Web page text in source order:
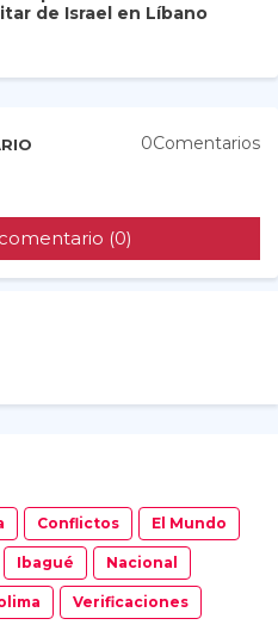
de Israel en Líbano
0Comentarios
(0)
Conflictos El Mundo
Ibagué Nacional
Verificaciones